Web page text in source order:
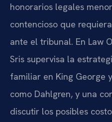
honorarios legales
contencioso que
ante el tribunal. En Law
Sris supervisa la
familiar en King George
como Dahlgren, y una
discutir los posibles